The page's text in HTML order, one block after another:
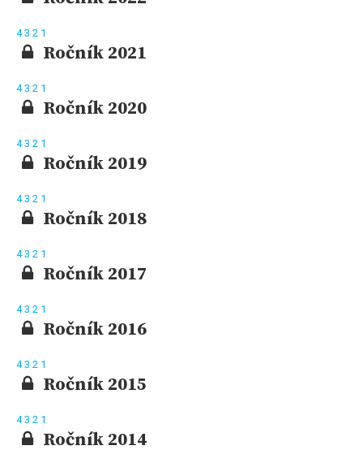
43 2 1
Ročník 2021
43 2 1
Ročník 2020
43 2 1
Ročník 2019
43 2 1
Ročník 2018
43 2 1
Ročník 2017
43 2 1
Ročník 2016
43 2 1
Ročník 2015
43 2 1
Ročník 2014